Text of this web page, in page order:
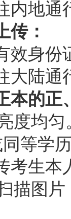
地通
传：
效身份
陆通
本的正
度均匀
同等学
考生本
描图片